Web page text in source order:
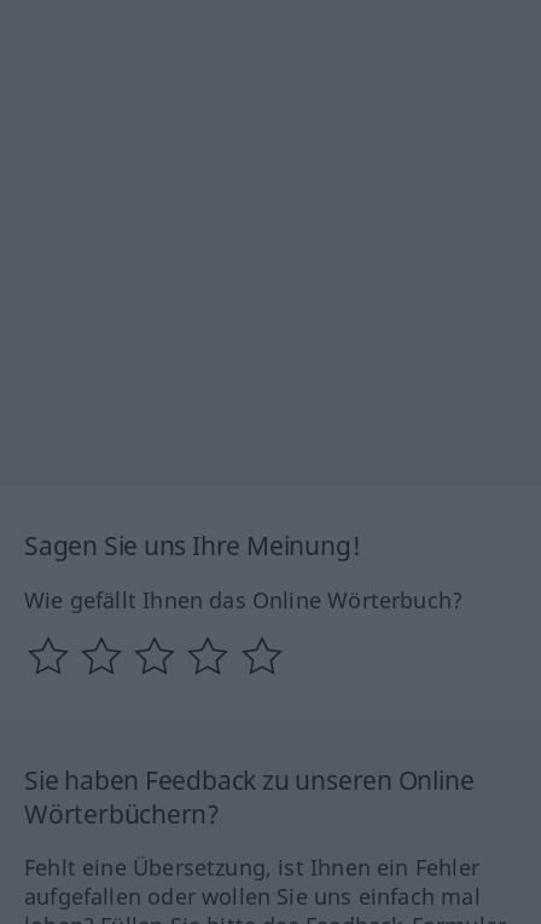
Sagen Sie uns Ihre Meinung!
Wie gefällt Ihnen das Online Wörterbuch?
Sie haben Feedback zu unseren Online
Wörterbüchern?
Fehlt eine Übersetzung, ist Ihnen ein Fehler
aufgefallen oder wollen Sie uns einfach mal